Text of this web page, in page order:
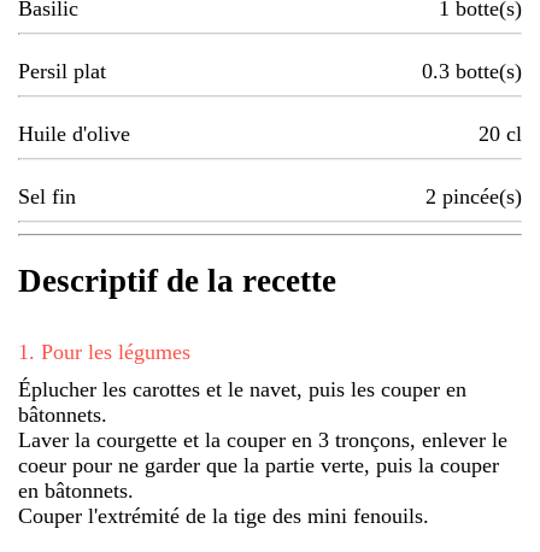
Basilic
1 botte(s)
Persil plat 0.3 botte(s)
Huile d'olive 20 cl
Sel fin 2 pincée(s)
Descriptif de la recette
1 . Pour les légumes
Éplucher les carottes et le navet, puis les couper en
bâtonnets.
Laver la courgette et la couper en 3 tronçons, enlever le
coeur pour ne garder que la partie verte, puis la couper
en bâtonnets.
Couper l'extrémité de la tige des mini fenouils.